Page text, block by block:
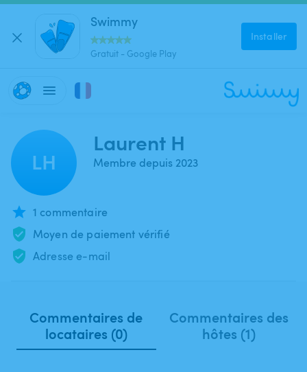
Swimmy
Gratuit - Google Play
Installer
LH
Laurent H
Membre depuis 2023
1 commentaire
Moyen de paiement vérifié
Adresse e-mail
Commentaires de
locataires (0)
Commentaires des
hôtes (1)